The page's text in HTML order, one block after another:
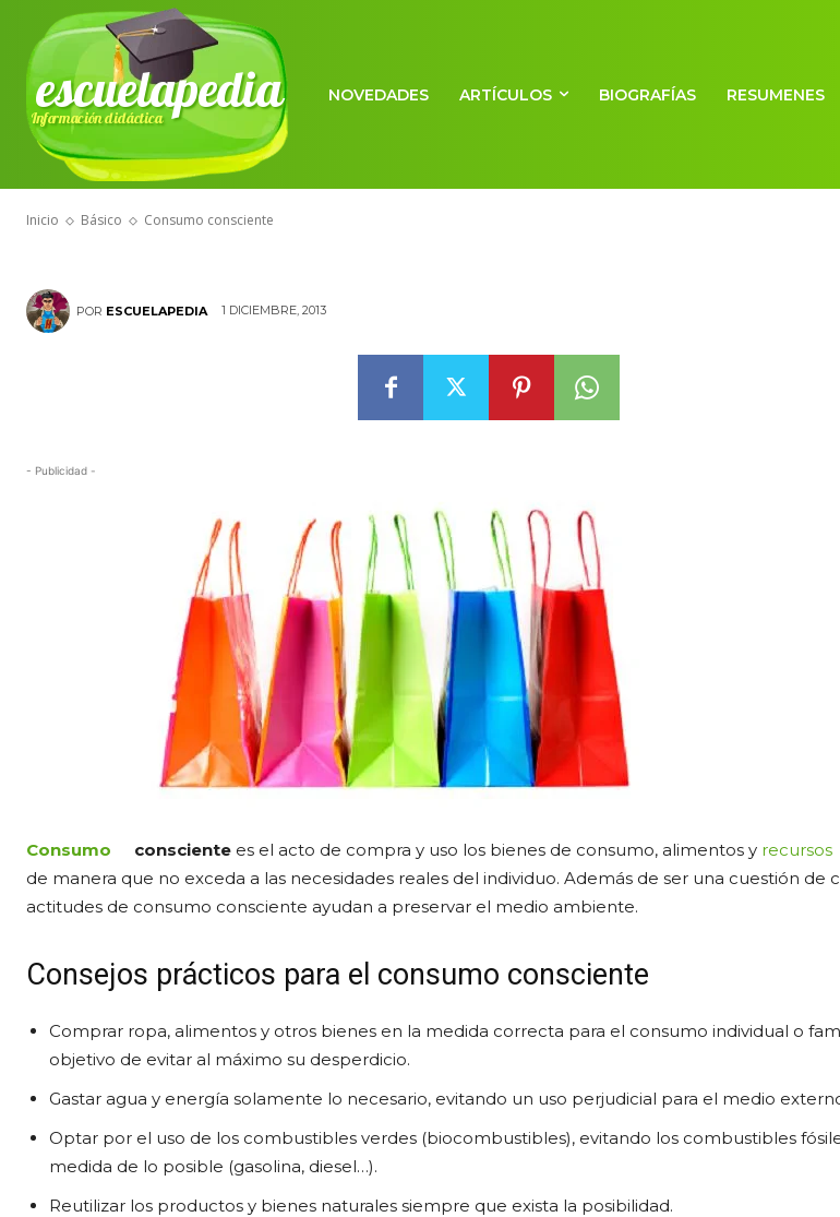
escuelapedia
Información didáctica
NOVEDADES ARTÍCULOS BIOGRAFÍAS RESUMENES
Inicio Básico Consumo consciente
BÁSICO
Consumo consciente
POR ESCUELAPEDIA 1 DICIEMBRE, 2013
- Publicidad -
Consumo consciente es el acto de compra y uso los bienes de consumo, alimentos y recursos
de manera que no exceda a las necesidades reales del individuo. Además de ser una cuestión de
actitudes de consumo consciente ayudan a preservar el medio ambiente.
Consejos prácticos para el consumo consciente
Comprar ropa, alimentos y otros bienes en la medida correcta para el consumo individual o
objetivo de evitar al máximo su desperdicio.
Gastar agua y energía solamente lo necesario, evitando un uso perjudicial para el medio
Optar por el uso de los combustibles verdes (biocombustibles), evitando los combustibles
medida de lo posible (gasolina, diesel…).
Reutilizar los productos y bienes naturales siempre que exista la posibilidad.